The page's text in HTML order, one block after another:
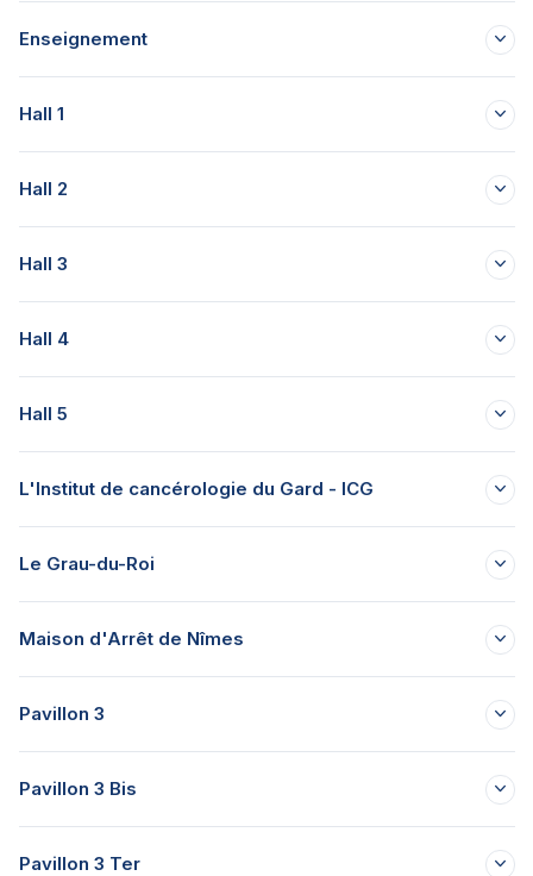
Enseignement
Hall 1
Hall 2
Hall 3
Hall 4
Hall 5
L'Institut de cancérologie du Gard - ICG
Le Grau-du-Roi
Maison d'Arrêt de Nîmes
Pavillon 3
Pavillon 3 Bis
Pavillon 3 Ter